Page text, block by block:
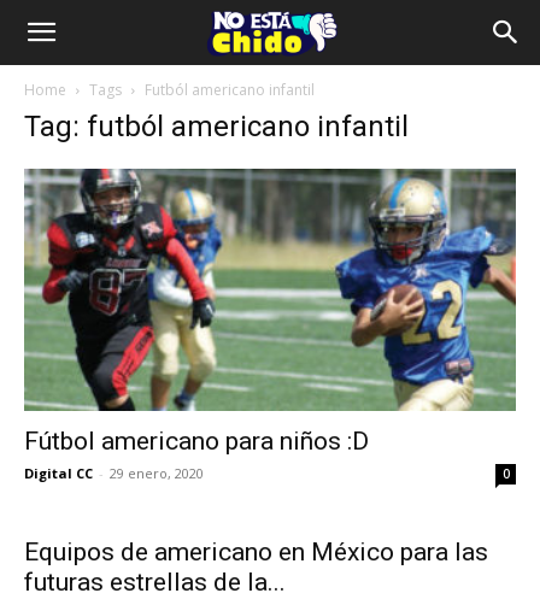
Home Tags Futból americano infantil
Tag: futból americano infantil
Fútbol americano para niños :D
Digital CC - 29 enero, 2020 0
Equipos de americano en México para las
futuras estrellas de la...